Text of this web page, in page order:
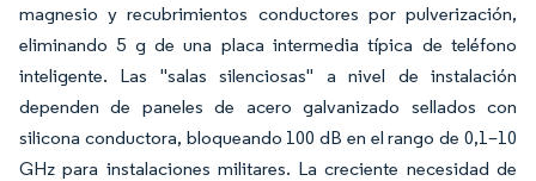
magnesio y recubrimientos conductores por pulverización,
eliminando 5 g de una placa intermedia típica de teléfono
inteligente. Las "salas silenciosas" a nivel de instalación
dependen de paneles de acero galvanizado sellados con
silicona conductora, bloqueando 100 dB en el rango de 0,1–10
GHz para instalaciones militares. La creciente necesidad de